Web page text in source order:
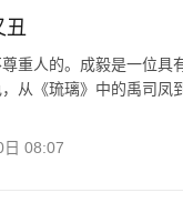
丑
重人的。成毅是一位具
从《琉璃》中的禹司
日 08:07